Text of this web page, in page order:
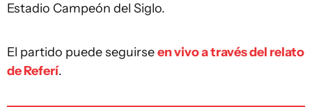
Estadio Campeón del Siglo.
El partido puede seguirseen vivo a través del relato
de Referí.